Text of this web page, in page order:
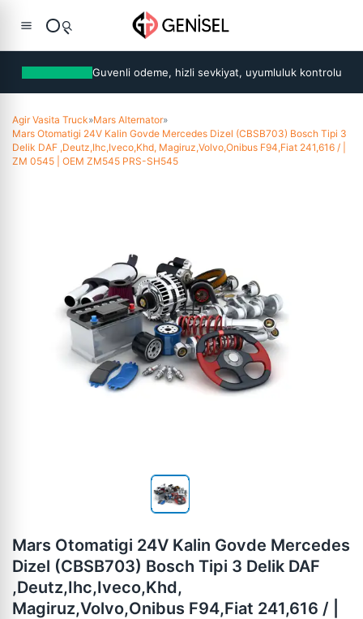
Guvenli odeme, hizli sevkiyat, uyumluluk kontrolu
Agir Vasita Truck»Mars Alternator»
Mars Otomatigi 24V Kalin Govde Mercedes Dizel (CBSB703) Bosch Tipi 3
Delik DAF ,Deutz,Ihc,Iveco,Khd, Magiruz,Volvo,Onibus F94,Fiat 241,616 / |
ZM 0545 | OEM ZM545 PRS-SH545
Mars Otomatigi 24V Kalin Govde Mercedes
Dizel (CBSB703) Bosch Tipi 3 Delik DAF
,Deutz,Ihc,Iveco,Khd,
Magiruz,Volvo,Onibus F94,Fiat 241,616 / |